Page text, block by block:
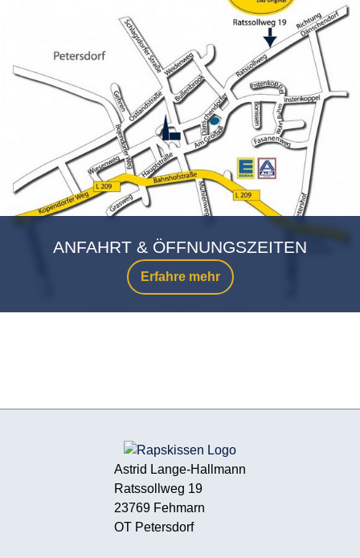
Erfahre mehr
ANFAHRT & ÖFFNUNGSZEITEN
Astrid Lange-Hallmann
Ratssollweg 19
23769 Fehmarn
OT Petersdorf